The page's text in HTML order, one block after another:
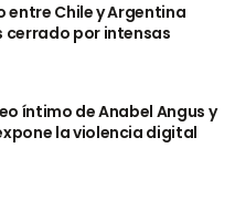
entre Chile y Argentina
cerrado por intensas
íntimo de Anabel Angus y
la violencia digital